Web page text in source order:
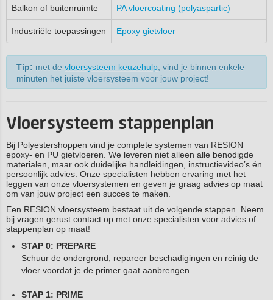
Balkon of buitenruimte PA vloercoating (polyaspartic)
Industriële toepassingen Epoxy gietvloer
Tip: met de vloersysteem keuzehulp , vind je binnen enkele
minuten het juiste vloersysteem voor jouw project!
Vloersysteem stappenplan
Bij Polyestershoppen vind je complete systemen van RESION
epoxy- en PU gietvloeren. We leveren niet alleen alle benodigde
materialen, maar ook duidelijke handleidingen, instructievideo’s én
persoonlijk advies. Onze specialisten hebben ervaring met het
leggen van onze vloersystemen en geven je graag advies op maat
om van jouw project een succes te maken.
Een RESION vloersysteem bestaat uit de volgende stappen. Neem
bij vragen gerust contact op met onze specialisten voor advies of
stappenplan op maat!
STAP 0: PREPARE
Schuur de ondergrond, repareer beschadigingen en reinig de
vloer voordat je de primer gaat aanbrengen.
STAP 1: PRIME